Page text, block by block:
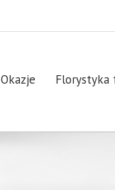
Okazje Florystyka